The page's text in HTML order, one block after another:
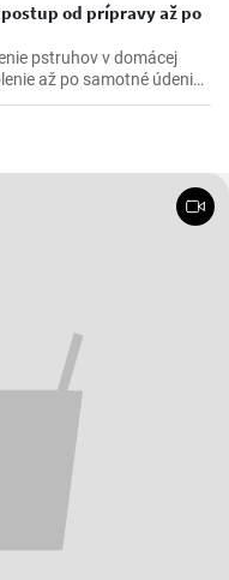
od prípravy až po
pstruhov v domácej
až po samotné údenie.
vám ukáže, ako si
priamo doma.